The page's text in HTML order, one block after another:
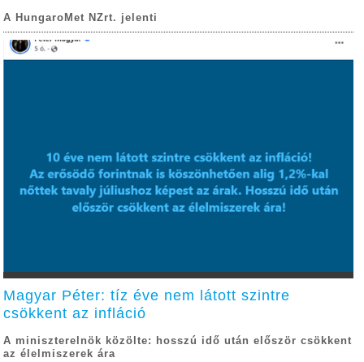
A HungaroMet NZrt. jelenti
Magyar Péter: tíz éve nem látott szintre
csökkent az infláció
A miniszterelnök közölte: hosszú idő után először csökkent
az élelmiszerek ára